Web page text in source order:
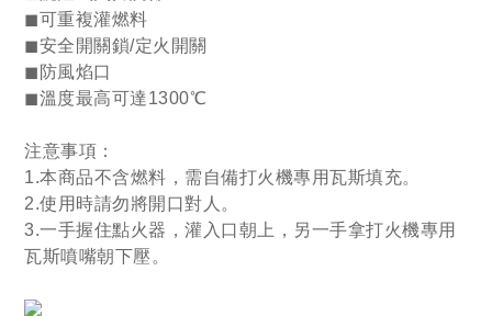
◼可重複灌燃料
◼安全開關鎖/定火開關
◼防風焰口
◼溫度最高可達1300℃
注意事項：
1.本商品不含燃料，需自備打火機專用瓦斯填充。
2.使用時請勿將開口對人。
3.一手握住點火器，灌入口朝上，另一手拿打火機專用
瓦斯噴嘴朝下壓。